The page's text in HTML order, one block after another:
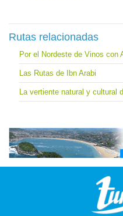
Rutas relacionadas
Por el Nordeste de Vinos con
Las Rutas de Ibn Arabi
La vertiente natural y cultural